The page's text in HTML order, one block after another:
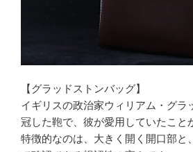
【グラッドストンバッグ】
イギリスの政治家ウィリアム・グラ
冠した鞄で、彼が愛用していたこと
特徴的なのは、大きく開く開口部と